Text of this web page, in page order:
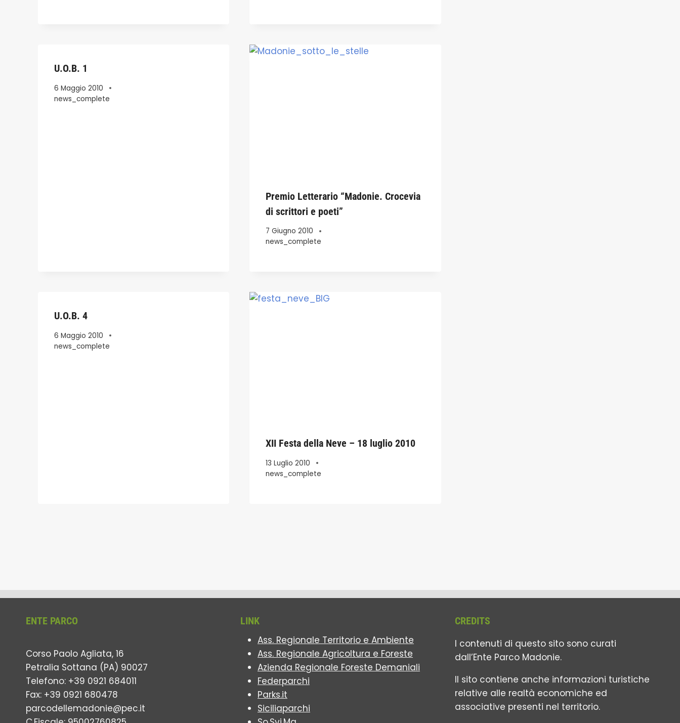
U.O.B. 1
6 Maggio 2010
news_complete
Premio Letterario “Madonie. Crocevia
di scrittori e poeti”
7 Giugno 2010
news_complete
U.O.B. 4
6 Maggio 2010
news_complete
XII Festa della Neve – 18 luglio 2010
13 Luglio 2010
news_complete
ENTE PARCO
Corso Paolo Agliata, 16
Petralia Sottana (PA) 90027
Telefono: +39 0921 684011
Fax: +39 0921 680478
parcodellemadonie@pec.it
LINK
Ass. Regionale Territorio e Ambiente
Ass. Regionale Agricoltura e Foreste
Azienda Regionale Foreste Demaniali
Federparchi
Parks.it
Siciliaparchi
CREDITS
I contenuti di questo sito sono curati
dall’Ente Parco Madonie.
Il sito contiene anche informazioni turistiche
relative alle realtà economiche ed
associative presenti nel territorio.